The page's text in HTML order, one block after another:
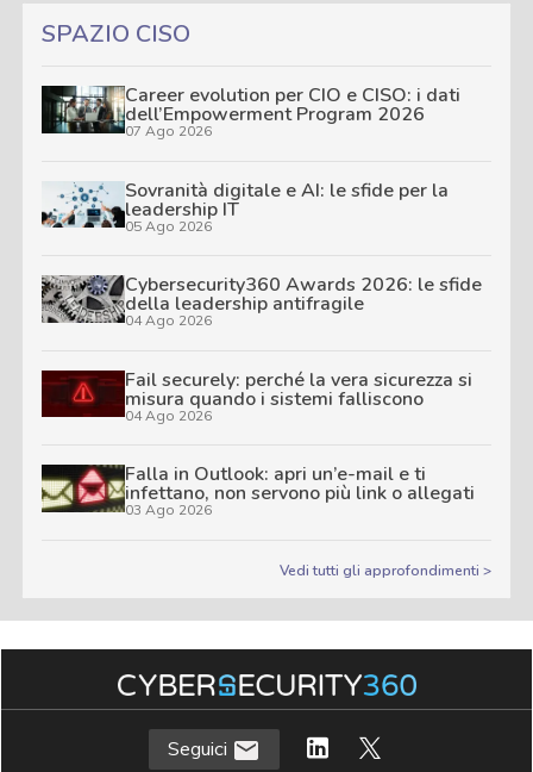
SPAZIO CISO
Career evolution per CIO e CISO: i dati
dell’Empowerment Program 2026
07 Ago 2026
Sovranità digitale e AI: le sfide per la
leadership IT
05 Ago 2026
Cybersecurity360 Awards 2026: le sfide
della leadership antifragile
04 Ago 2026
Fail securely: perché la vera sicurezza si
misura quando i sistemi falliscono
04 Ago 2026
Falla in Outlook: apri un’e-mail e ti
infettano, non servono più link o allegati
03 Ago 2026
Vedi tutti gli approfondimenti >
Seguici